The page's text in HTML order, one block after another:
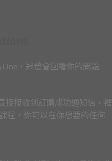
Line，冠螢會回覆你的問題
接接收到訂購成功通知信，裡
程，你可以在你想要的任何